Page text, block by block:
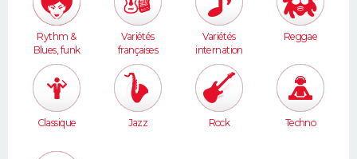
Rythm &
Blues, funk
Variétés
françaises
Variétés
internation
ales
Reggae
Classique Jazz Rock Techno